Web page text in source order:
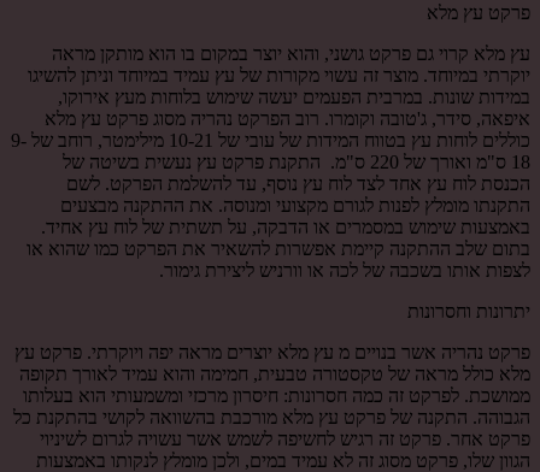
פרקט עץ מלא
עץ מלא קרוי גם פרקט גושני, והוא יוצר במקום בו הוא מותקן מראה
יוקרתי במיוחד. מוצר זה עשוי מקורות של עץ עמיד במיוחד וניתן להשיגו
במידות שונות. במרבית הפעמים יעשה שימוש בלוחות מעץ אירוקו,
איפאה, סידר, ג'טובה וקומרו. רוב הפרקט נהריה מסוג פרקט עץ מלא
כוללים לוחות עץ בטווח המידות של עובי של 10-21 מילימטר, רוחב של 9-
18 ס"מ ואורך של 220 ס"מ. התקנת פרקט עץ נעשית בשיטה של
הכנסת לוח עץ אחד לצד לוח עץ נוסף, עד להשלמת הפרקט. לשם
התקנתו מומלץ לפנות לגורם מקצועי ומנוסה. את ההתקנה מבצעים
באמצעות שימוש במסמרים או הדבקה, על תשתית של לוח עץ אחיד.
בתום שלב ההתקנה קיימת אפשרות להשאיר את הפרקט כמו שהוא או
לצפות אותו בשכבה של לכה או וורניש ליצירת גימור.
יתרונות וחסרונות
פרקט נהריה אשר בנויים מ עץ מלא יוצרים מראה יפה ויוקרתי. פרקט עץ
מלא כולל מראה של טקסטורה טבעית, חמימה והוא עמיד לאורך תקופה
ממושכת. לפרקט זה כמה חסרונות: חיסרון מרכזי ומשמעותי הוא בעלותו
הגבוהה. התקנה של פרקט עץ מלא מורכבת בהשוואה לקושי בהתקנת כל
פרקט אחר. פרקט זה רגיש לחשיפה לשמש אשר עשויה לגרום לשיניוי
הגוון שלו, פרקט מסוג זה לא עמיד במים, ולכן מומלץ לנקותו באמצעות